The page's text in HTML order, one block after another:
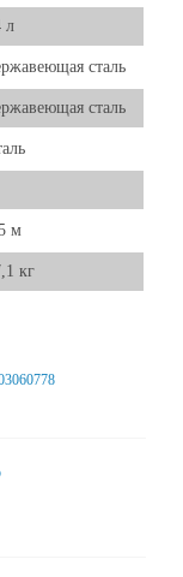
л
сталь
сталь
м
кг